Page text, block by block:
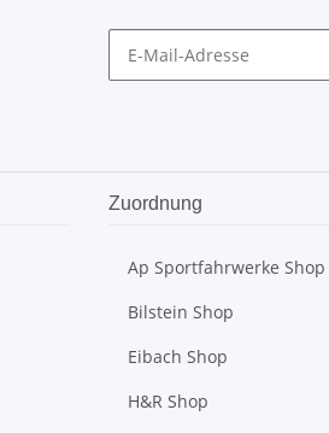
Zuordnung
Ap Sportfahrwerke Shop
Bilstein Shop
Eibach Shop
H&R Shop